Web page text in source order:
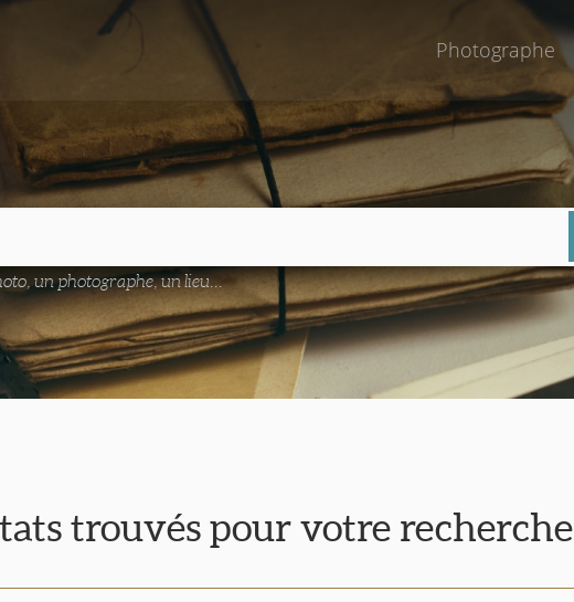
Photographe
un photographe, un lieu...
trouvés pour votre recherche